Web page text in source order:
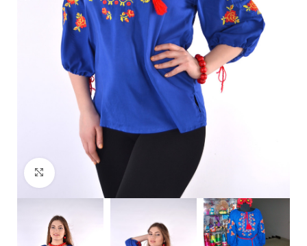
Click to enlarge